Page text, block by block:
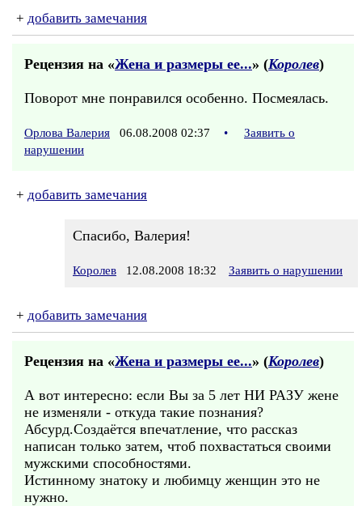
+ добавить замечания
Рецензия на «Жена и размеры ее...» (Королев)
Поворот мне понравился особенно. Посмеялась.
Орлова Валерия 06.08.2008 02:37 •
Заявить о
нарушении
+ добавить замечания
Спасибо, Валерия!
Королев 12.08.2008 18:32 Заявить о нарушении
+ добавить замечания
Рецензия на «Жена и размеры ее...» (Королев)
А вот интересно: если Вы за 5 лет НИ РАЗУ жене
не изменяли - откуда такие познания?
Абсурд.Создаётся впечатление, что рассказ
написан только затем, чтоб похвастаться своими
мужскими способностями.
Истинному знатоку и любимцу женщин это не
нужно.